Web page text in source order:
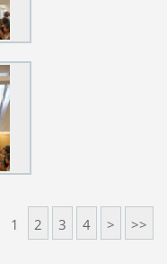
1 2 3 4 > >>